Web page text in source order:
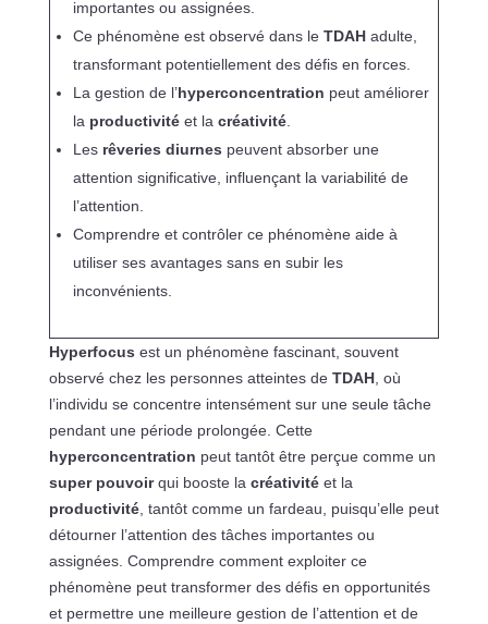
importantes ou assignées.
Ce phénomène est observé dans le TDAHadulte,
transformant potentiellement des défis en forces.
La gestion de l’hyperconcentration peut améliorer
la productivitéet la créativité.
Les rêveries diurnes peuvent absorber une
attention significative, influençant la variabilité de
l’attention.
Comprendre et contrôler ce phénomène aide à
utiliser ses avantages sans en subir les
inconvénients.
Hyperfocus est un phénomène fascinant, souvent
observé chez les personnes atteintes de TDAH, où
l’individu se concentre intensément sur une seule tâche
pendant une période prolongée. Cette
hyperconcentration peut tantôt être perçue comme un
super pouvoirqui booste la créativitéet la
productivité, tantôt comme un fardeau, puisqu’elle peut
détourner l’attention des tâches importantes ou
assignées. Comprendre comment exploiter ce
phénomène peut transformer des défis en opportunités
et permettre une meilleure gestion de l’attention et de